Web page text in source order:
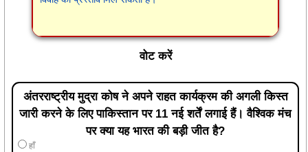
वोट करें
अंतरराष्ट्रीय मुद्रा कोष ने अपने राहत कार्यक्रम की अगली किस्त
जारी करने के लिए पाकिस्तान पर 11 नई शर्तें लगाई हैं। वैश्विक मंच
पर क्या यह भारत की बड़ी जीत है?
हाँ